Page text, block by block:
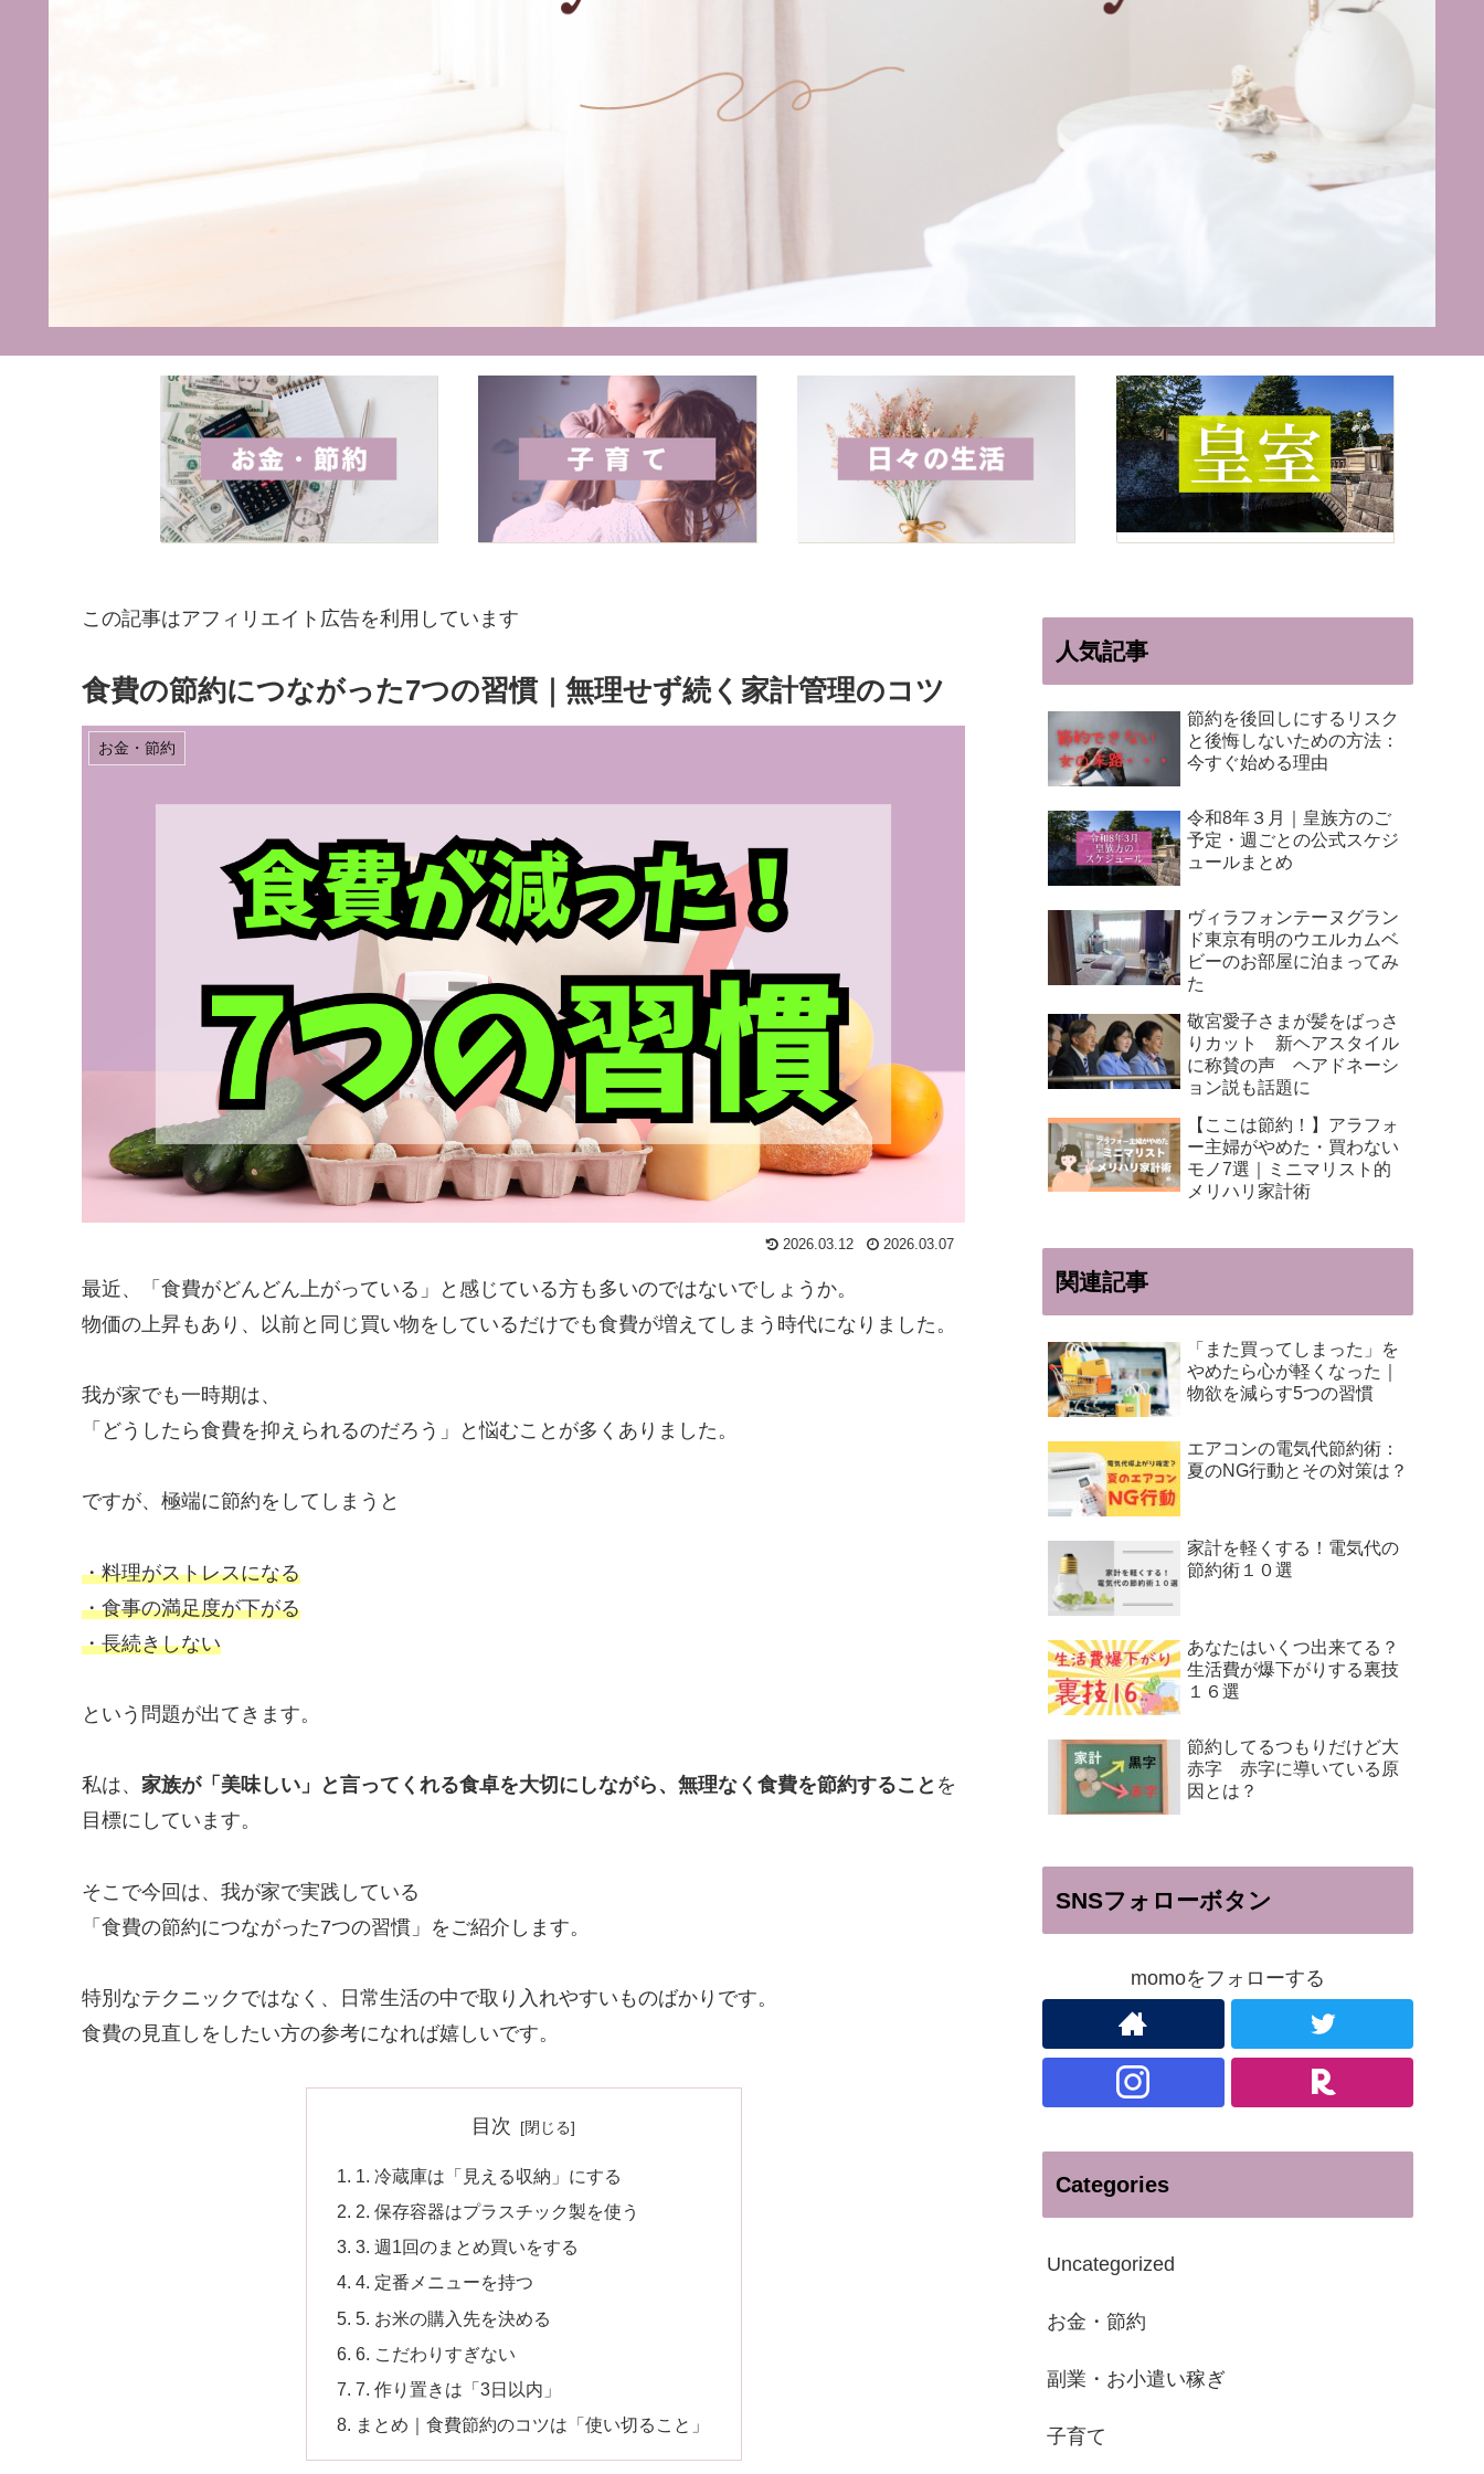
この記事はアフィリエイト広告を利用しています
食費の節約につながった7つの習慣｜無理せず続く家計管理のコツ
お金・節約
2026.03.12 2026.03.07
最近、「食費がどんどん上がっている」と感じている方も多いのではないでしょうか。
物価の上昇もあり、以前と同じ買い物をしているだけでも食費が増えてしまう時代になりました。
我が家でも一時期は、
「どうしたら食費を抑えられるのだろう」と悩むことが多くありました。
ですが、極端に節約をしてしまうと
・料理がストレスになる
・食事の満足度が下がる
・長続きしない
という問題が出てきます。
私は、 家族が「美味しい」と言ってくれる食卓を大切にしながら、無理なく食費を節約すること を
目標にしています。
そこで今回は、我が家で実践している
「食費の節約につながった7つの習慣」をご紹介します。
特別なテクニックではなく、日常生活の中で取り入れやすいものばかりです。
食費の見直しをしたい方の参考になれば嬉しいです。
目次
1. 冷蔵庫は「見える収納」にする
2. 保存容器はプラスチック製を使う
3. 週1回のまとめ買いをする
4. 定番メニューを持つ
5. お米の購入先を決める
6. こだわりすぎない
7. 作り置きは「3日以内」
まとめ｜食費節約のコツは「使い切ること」
人気記事
節約を後回しにするリスク
と後悔しないための方法：
今すぐ始める理由
令和8年３月｜皇族方のご
予定・週ごとの公式スケジ
ュールまとめ
ヴィラフォンテーヌグラン
ド東京有明のウエルカムベ
ビーのお部屋に泊まってみ
た
敬宮愛子さまが髪をばっさ
りカット 新ヘアスタイル
に称賛の声 ヘアドネーシ
ョン説も話題に
【ここは節約！】アラフォ
ー主婦がやめた・買わない
モノ7選｜ミニマリスト的
メリハリ家計術
関連記事
「また買ってしまった」を
やめたら心が軽くなった｜
物欲を減らす5つの習慣
エアコンの電気代節約術：
夏のNG行動とその対策は？
家計を軽くする！電気代の
節約術１０選
あなたはいくつ出来てる？
生活費が爆下がりする裏技
１６選
節約してるつもりだけど大
赤字 赤字に導いている原
因とは？
SNSフォローボタン
momoをフォローする
Categories
Uncategorized
お金・節約
副業・お小遣い稼ぎ
子育て